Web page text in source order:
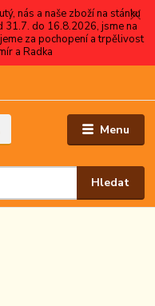
nás a naše zboží na stánku
31.7. do 16.8.2026, jsme na
za pochopení a trpělivost
a Radka
Menu
Hledat